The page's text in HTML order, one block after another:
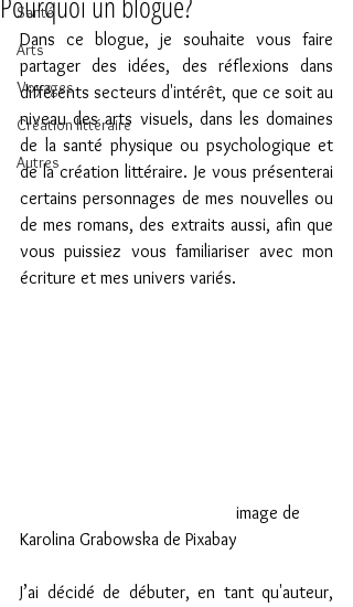
Santé
Arts
Voyages
Création littéraire
Autres
Dans ce blogue, je souhaite vous faire
partager des idées, des réflexions dans
différents secteurs d'intérêt, que ce soit au
niveau des arts visuels, dans les domaines
de la santé physique ou psychologique et
de la création littéraire. Je vous présenterai
certains personnages de mes nouvelles ou
de mes romans, des extraits aussi, afin que
vous puissiez vous familiariser avec mon
écriture et mes univers variés.
Karolina Grabowska de Pixabay
J’ai décidé de débuter, en tant qu'auteur,